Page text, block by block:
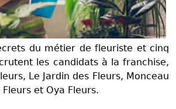
du métier de fleuriste et cinq
les candidats à la franchise,
Le Jardin des Fleurs, Monceau
et Oya Fleurs.